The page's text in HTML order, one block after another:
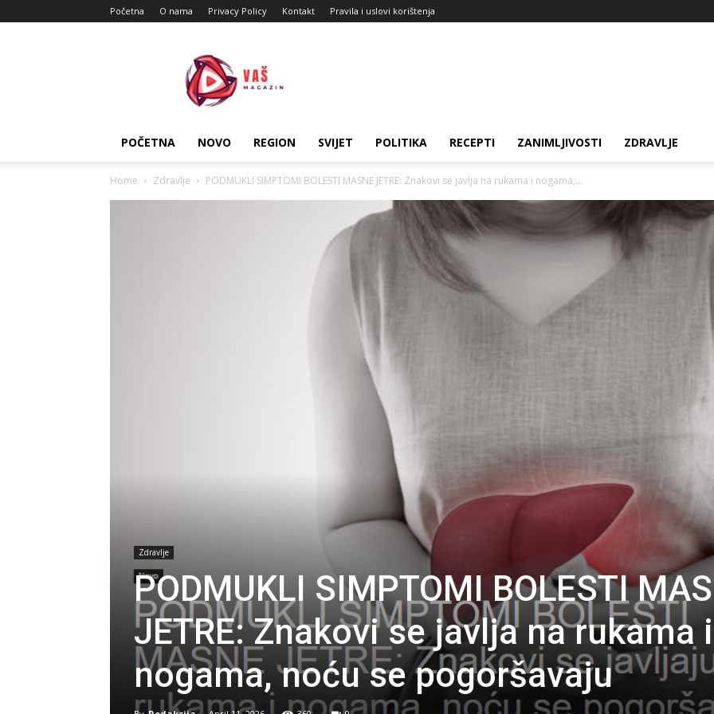
Početna O nama Privacy Policy Kontakt Pravila i uslovi korištenja
Magazin
POČETNA NOVO REGION SVIJET POLITIKA RECEPTI ZANIMLJIVOSTI ZDRAVLJE
Home Zdravlje PODMUKLI SIMPTOMI BOLESTI MASNE JETRE: Znakovi se javlja na rukama i nogama,...
Zdravlje
PODMUKLI SIMPTOMI BOLESTI
JETRE: Znakovi se javlja na rukama i
nogama, noću se pogoršavaju